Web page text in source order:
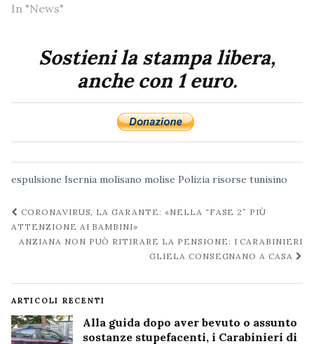
In "News"
Sostieni la stampa libera,
anche con 1 euro.
espulsione Isernia molisano molise Polizia risorse tunisino
Navigazione
post
CORONAVIRUS, LA GARANTE: «NELLA “FASE 2” PIÙ
ATTENZIONE AI BAMBINI»
ANZIANA NON PUÒ RITIRARE LA PENSIONE: I CARABINIERI
GLIELA CONSEGNANO A CASA
ARTICOLI RECENTI
Alla guida dopo aver bevuto o assunto
sostanze stupefacenti, i Carabinieri di